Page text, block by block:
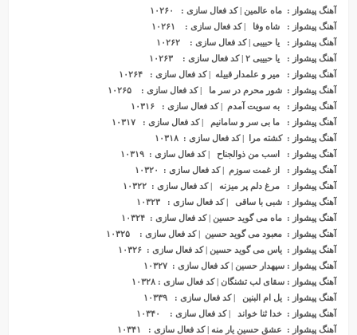
آهنگ پیشواز : ماه عالمین | کد فعال سازی : ۱۰۲۶۰
آهنگ پیشواز : شاه وفا | کد فعال سازی : ۱۰۲۶۱
آهنگ پیشواز : یا حبیبی | کد فعال سازی : ۱۰۲۶۲
آهنگ پیشواز : یا حبیبی ۲ | کد فعال سازی : ۱۰۲۶۳
آهنگ پیشواز : میر و علمدار قبیله | کد فعال سازی : ۱۰۲۶۴
آهنگ پیشواز : شور محرم در سر ما | کد فعال سازی : ۱۰۲۶۵
آهنگ پیشواز : به سویت آمدم | کد فعال سازی : ۱۰۳۱۶
آهنگ پیشواز : ما بی سر و سامانیم | کد فعال سازی : ۱۰۳۱۷
آهنگ پیشواز : کشته مرا | کد فعال سازی : ۱۰۳۱۸
آهنگ پیشواز : اسب من ذوالجناح | کد فعال سازی : ۱۰۳۱۹
آهنگ پیشواز : از غمت سوزم | کد فعال سازی : ۱۰۳۲۰
آهنگ پیشواز : مرغ دلم پر میزنه | کد فعال سازی : ۱۰۳۲۲
آهنگ پیشواز : شبی با ساقی | کد فعال سازی : ۱۰۳۲۳
آهنگ پیشواز : ماه می گوید حسین | کد فعال سازی : ۱۰۳۲۴
آهنگ پیشواز : معبود می گوید حسین | کد فعال سازی : ۱۰۳۲۵
آهنگ پیشواز : یاس می گوید حسین | کد فعال سازی : ۱۰۳۲۶
آهنگ پیشواز : سپهدار حسین | کد فعال سازی : ۱۰۳۲۷
آهنگ پیشواز : سقای لب تشنگان | کد فعال سازی : ۱۰۳۲۸
آهنگ پیشواز : یل ام البنین | کد فعال سازی : ۱۰۳۳۹
آهنگ پیشواز : خدا ثنا خواند | کد فعال سازی : ۱۰۳۴۰
آهنگ پیشواز : عشق حسین یار منه | کد فعال سازی : ۱۰۳۴۱